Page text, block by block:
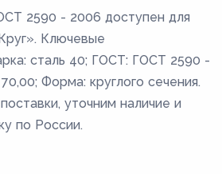
2590 - 2006 доступен для
Ключевые
сталь 40; ГОСТ: ГОСТ 2590 -
Форма: круглого сечения.
уточним наличие и
по России.